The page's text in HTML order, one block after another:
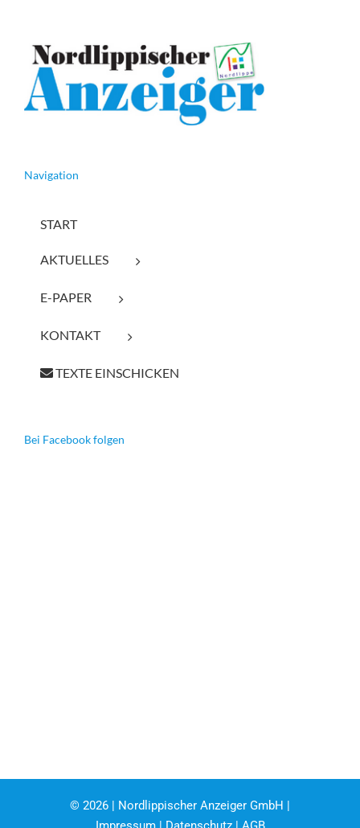
Navigation
START
AKTUELLES
E-PAPER
KONTAKT
TEXTE EINSCHICKEN
Bei Facebook folgen
© 2026 | Nordlippischer Anzeiger GmbH |